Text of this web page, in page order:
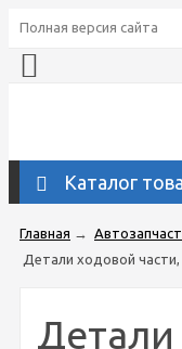
Полная версия сайта
Каталог
Главная →
Детали ходовой
Детали